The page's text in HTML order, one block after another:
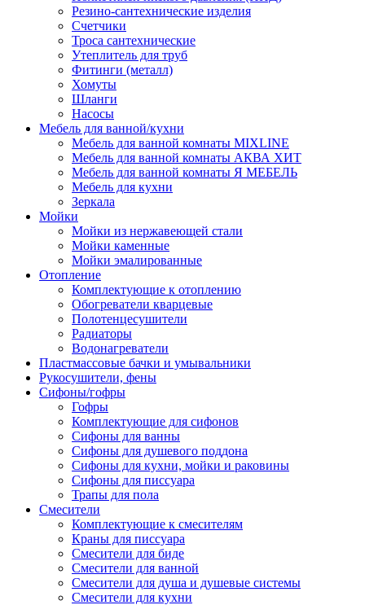
Резино-сантехнические изделия
Счетчики
Троса сантехнические
Утеплитель для труб
Фитинги (металл)
Хомуты
Шланги
Насосы
Мебель для ванной/кухни
Мебель для ванной комнаты MIXLINE
Мебель для ванной комнаты АКВА ХИТ
Мебель для ванной комнаты Я МЕБЕЛЬ
Мебель для кухни
Зеркала
Мойки
Мойки из нержавеющей стали
Мойки каменные
Мойки эмалированные
Отопление
Комплектующие к отоплению
Обогреватели кварцевые
Полотенцесушители
Радиаторы
Водонагреватели
Пластмассовые бачки и умывальники
Рукосушители, фены
Сифоны/гофры
Гофры
Комплектующие для сифонов
Сифоны для ванны
Сифоны для душевого поддона
Сифоны для кухни, мойки и раковины
Сифоны для писсуара
Трапы для пола
Смесители
Комплектующие к смесителям
Краны для писсуара
Смесители для биде
Смесители для ванной
Смесители для душа и душевые системы
Смесители для кухни